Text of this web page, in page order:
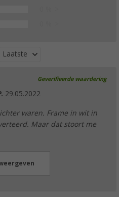
Laatste
Geverifieerde waardering
29.05.2022
waren. Frame in wit in
Maar dat stoort me